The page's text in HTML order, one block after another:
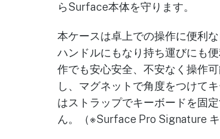
らSurface本体を守ります。
本ケースは卓上での操作に便利
ハンドルにもなり持ち運びにも
作でも安心安全、不安なく操作
し、マグネットで角度をつけて
はストラップでキーボードを固
ん。（※Surface Pro Signature